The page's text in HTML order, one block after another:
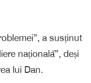
a susținut
națională”, deși
lui Dan.